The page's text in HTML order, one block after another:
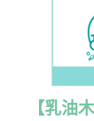
【乳油